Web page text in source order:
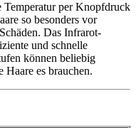
per Knopfdruck
so besonders vor
Das Infrarot-
und schnelle
können beliebig
es brauchen.